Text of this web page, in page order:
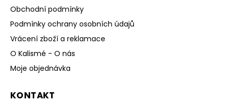
Obchodní podmínky
Podmínky ochrany osobních údajů
Vrácení zboží a reklamace
O Kalismé - O nás
Moje objednávka
KONTAKT